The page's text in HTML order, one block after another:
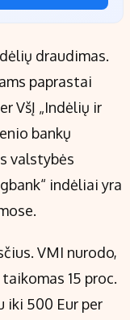
draudimas.
paprastai
VšĮ „Indėlių ir
bankų
valstybės
indėliai yra
VMI nurodo,
15 proc.
iki 500 Eur per